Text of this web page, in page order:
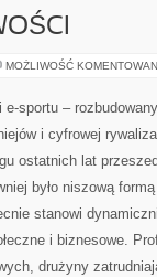
MOŻLIWOŚĆ
e-sportu –
i cyfrowej
ostatnich lat
było niszową
stanowi
i biznesowe.
drużyny